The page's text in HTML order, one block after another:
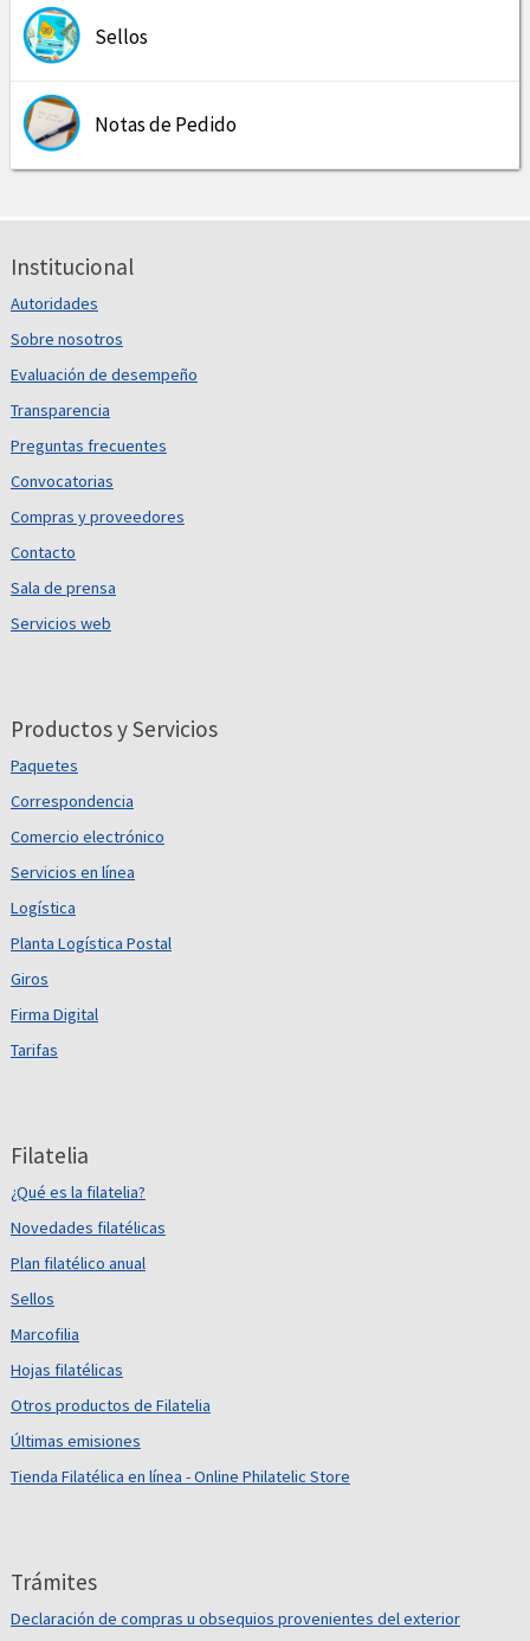
Sellos
Notas de Pedido
Institucional
Autoridades
Sobre nosotros
Evaluación de desempeño
Transparencia
Preguntas frecuentes
Convocatorias
Compras y proveedores
Contacto
Sala de prensa
Servicios web
Productos y Servicios
Paquetes
Correspondencia
Comercio electrónico
Servicios en línea
Logística
Planta Logística Postal
Giros
Firma Digital
Tarifas
Filatelia
¿Qué es la filatelia?
Novedades filatélicas
Plan filatélico anual
Sellos
Marcofilia
Hojas filatélicas
Otros productos de Filatelia
Últimas emisiones
Tienda Filatélica en línea - Online Philatelic Store
Trámites
Declaración de compras u obsequios provenientes del exterior